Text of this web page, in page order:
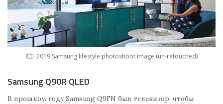
2019 Samsung lifestyle photoshoot image.(un-retouched)
Samsung Q90R QLED
В прошлом году Samsung Q9FN был телевизор, чтобы